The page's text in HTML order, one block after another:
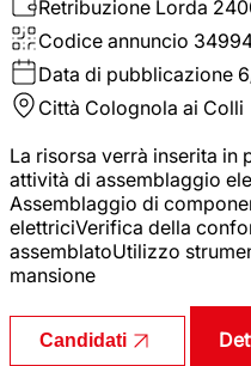
Retribuzione Lorda
Codice annuncio
Data di pubblicazione
Città Colognola ai Colli
La risorsa verrà inserita in
attività di assemblaggio
Assemblaggio di
elettriciVerifica della
assemblatoUtilizzo
mansione
Candidati